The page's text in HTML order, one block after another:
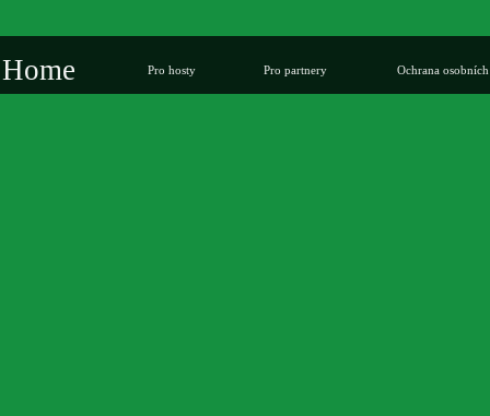
Home Pro hosty Pro partnery Ochrana